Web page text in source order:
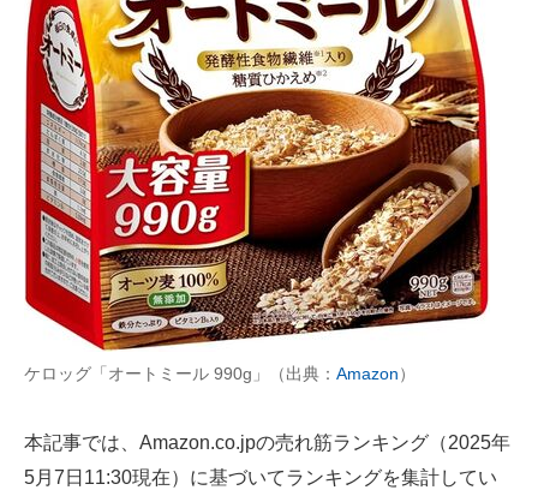
企業ITのトレンドを詳説
経営リーダーのコミュニティ
マーケ×ITの今がよく分かる
ITエンジニア向け専門サイト
企業向けIT製品の総合サイト
IT製品の技術・比較・事例
製造業のIT導入・活用を支援
モノづくり技術者専門サイト
電子設計の基本と応用
ケロッグ「オートミール 990g」（出典： Amazon）
本記事では、Amazon.co.jpの売れ筋ランキング（2025年
5月7日11:30現在）に基づいてランキングを集計してい